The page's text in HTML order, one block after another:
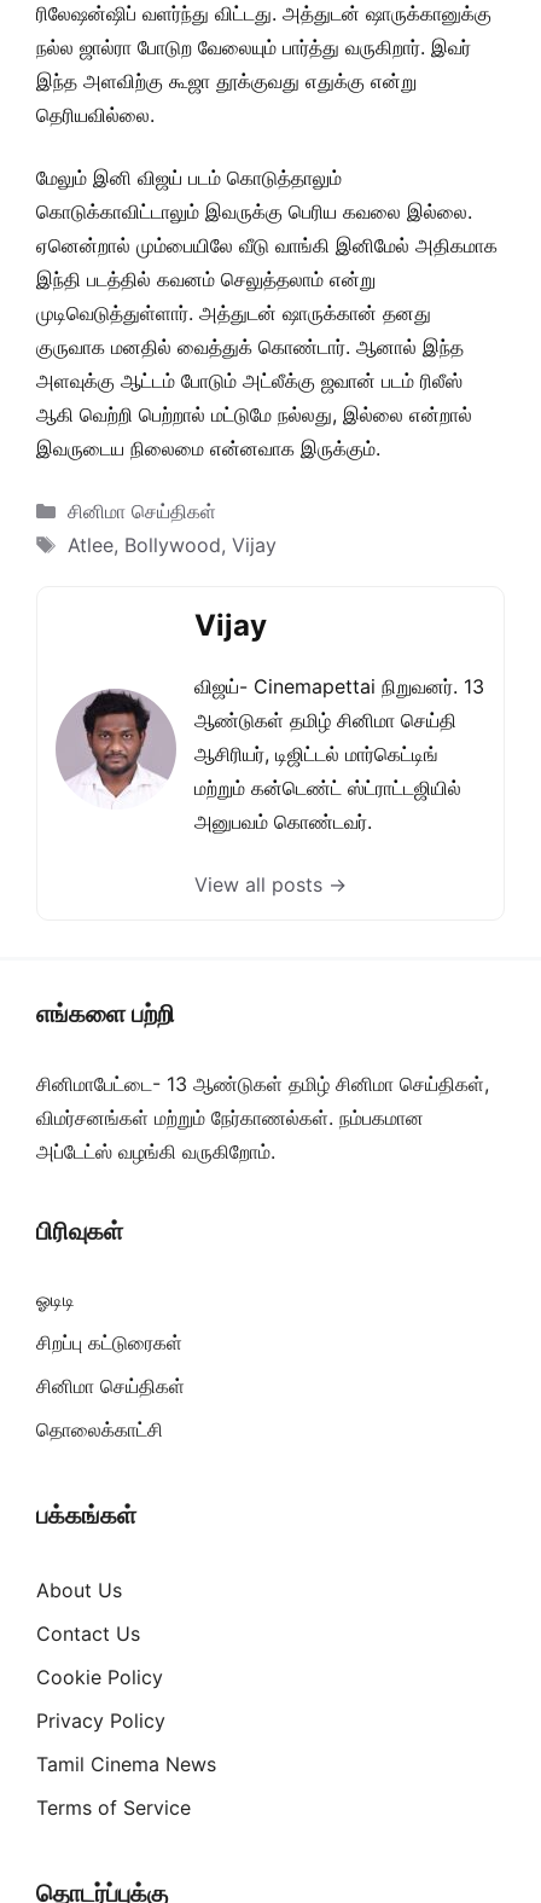
ரிலேஷன்ஷிப் வளர்ந்து விட்டது. அத்துடன் ஷாருக்கானுக்கு
நல்ல ஜால்ரா போடுற வேலையும் பார்த்து வருகிறார். இவர்
இந்த அளவிற்கு கூஜா தூக்குவது எதுக்கு என்று
தெரியவில்லை.
மேலும் இனி விஜய் படம் கொடுத்தாலும்
கொடுக்காவிட்டாலும் இவருக்கு பெரிய கவலை இல்லை.
ஏனென்றால் மும்பையிலே வீடு வாங்கி இனிமேல் அதிகமாக
இந்தி படத்தில் கவனம் செலுத்தலாம் என்று
முடிவெடுத்துள்ளார். அத்துடன் ஷாருக்கான் தனது
குருவாக மனதில் வைத்துக் கொண்டார். ஆனால் இந்த
அளவுக்கு ஆட்டம் போடும் அட்லீக்கு ஜவான் படம் ரிலீஸ்
ஆகி வெற்றி பெற்றால் மட்டுமே நல்லது, இல்லை என்றால்
இவருடைய நிலைமை என்னவாக இருக்கும்.
Categories
சினிமா செய்திகள்
Tags
Atlee, Bollywood, Vijay
Vijay
விஜய்- Cinemapettai நிறுவனர். 13
ஆண்டுகள் தமிழ் சினிமா செய்தி
ஆசிரியர், டிஜிட்டல் மார்கெட்டிங்
மற்றும் கன்டெண்ட் ஸ்ட்ராட்டஜியில்
அனுபவம் கொண்டவர்.
View all posts →
எங்களை பற்றி
சினிமாபேட்டை- 13 ஆண்டுகள் தமிழ் சினிமா செய்திகள்,
விமர்சனங்கள் மற்றும் நேர்காணல்கள். நம்பகமான
அப்டேட்ஸ் வழங்கி வருகிறோம்.
பிரிவுகள்
ஓடிடி
சிறப்பு கட்டுரைகள்
சினிமா செய்திகள்
தொலைக்காட்சி
பக்கங்கள்
About Us
Contact Us
Cookie Policy
Privacy Policy
Tamil Cinema News
Terms of Service
தொடர்ப்புக்கு